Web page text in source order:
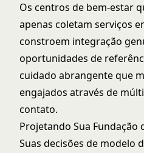
Os centros de bem-estar
apenas coletam serviços
constroem integração
oportunidades de
cuidado abrangente que
engajados através de
contato.
Projetando Sua Fundação
Suas decisões de modelo